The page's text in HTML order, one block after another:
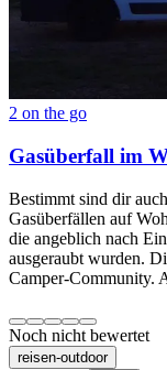
2 on the go
Gasüberfall im
Bestimmt sind dir
Gasüberfällen auf
die angeblich nach
ausgeraubt wurden.
Camper-Community.
Noch nicht bewertet
reisen-outdoor